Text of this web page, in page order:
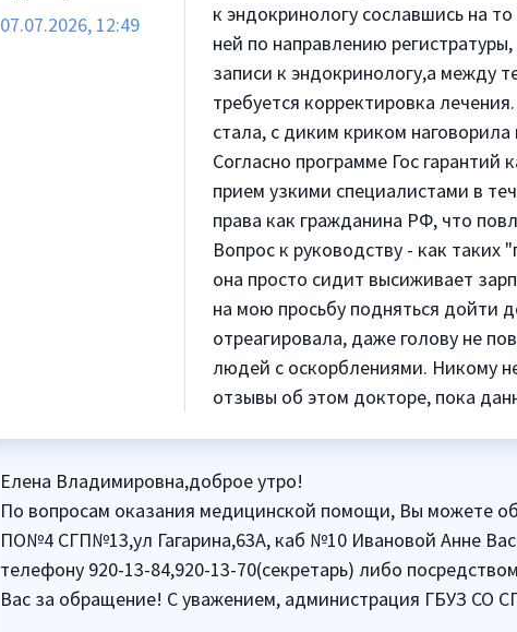
07.07.2026, 12:49
к эндокринологу сославшись на
ней по направлению
записи к эндокринологу,а между
требуется корректировка
стала, с диким криком
Согласно программе Гос
прием узкими специалистами в
права как гражданина РФ, что
Вопрос к руководству - как
она просто сидит высиживает
на мою просьбу подняться дойти
отреагировала, даже голову не
людей с оскорблениями. Никому
отзывы об этом докторе, пока
Елена Владимировна,доброе утро!
По вопросам оказания медицинской помощи, Вы можете
ПО№4 СГП№13,ул Гагарина,63А, каб №10 Ивановой Анне
телефону 920-13-84,920-13-70(секретарь) либо
Вас за обращение! С уважением, администрация ГБУЗ СО